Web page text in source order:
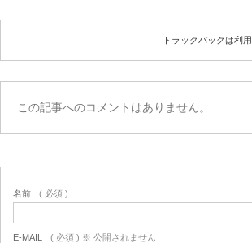
トラックバックは利
この記事へのコメントはありません。
名前 ( 必須 )
E-MAIL ( 必須 ) ※ 公開されません